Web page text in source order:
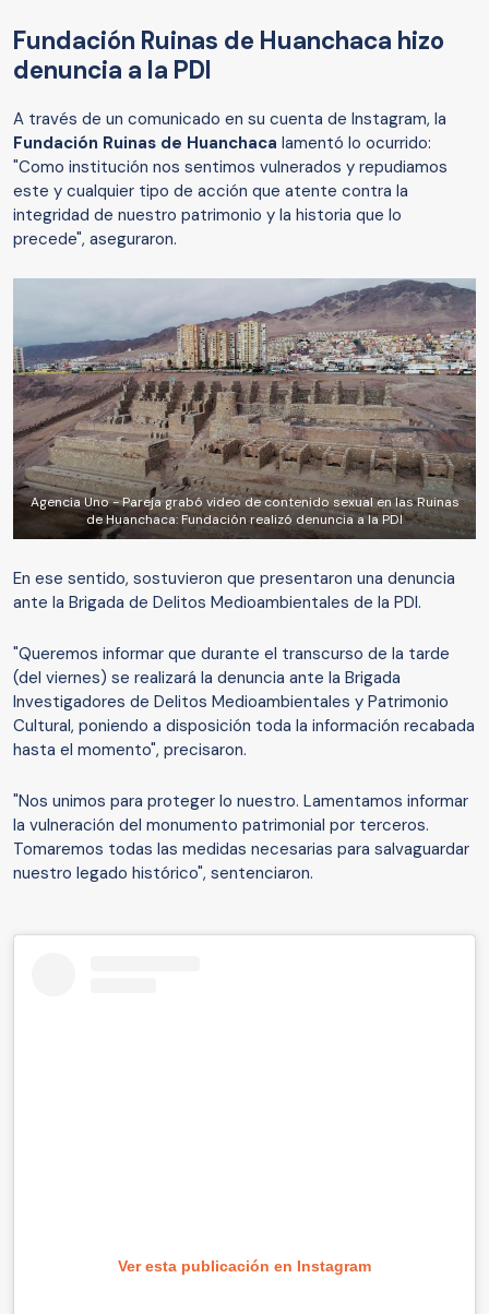
Fundación Ruinas de Huanchaca hizo
denuncia a la PDI
A través de un comunicado en su cuenta de Instagram, la
Fundación Ruinas de Huanchaca lamentó lo ocurrido:
"Como institución nos sentimos vulnerados y repudiamos
este y cualquier tipo de acción que atente contra la
integridad de nuestro patrimonio y la historia que lo
precede", aseguraron.
Agencia Uno - Pareja grabó video de contenido sexual en las Ruinas
de Huanchaca: Fundación realizó denuncia a la PDI
En ese sentido, sostuvieron que presentaron una denuncia
ante la Brigada de Delitos Medioambientales de la PDI.
"Queremos informar que durante el transcurso de la tarde
(del viernes) se realizará la denuncia ante la Brigada
Investigadores de Delitos Medioambientales y Patrimonio
Cultural, poniendo a disposición toda la información recabada
hasta el momento", precisaron.
"Nos unimos para proteger lo nuestro. Lamentamos informar
la vulneración del monumento patrimonial por terceros.
Tomaremos todas las medidas necesarias para salvaguardar
nuestro legado histórico", sentenciaron.
Ver esta publicación en Instagram